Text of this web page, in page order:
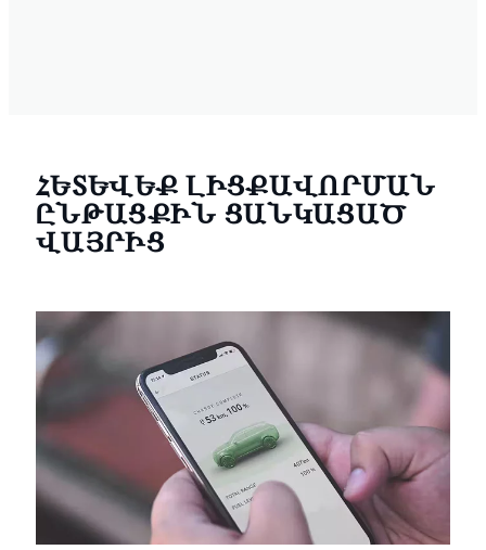
ՀԵՏԵՎԵՔ ԼԻՑՔԱՎՈՐՄԱՆ
ԸՆԹԱՑՔԻՆ ՑԱՆԿԱՑԱԾ
ՎԱՅՐԻՑ